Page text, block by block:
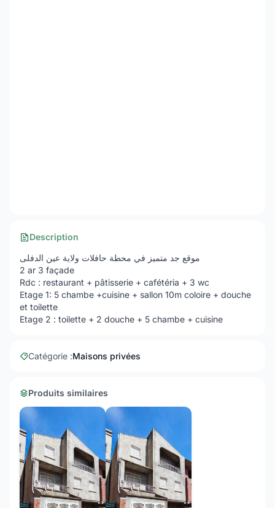
Description
موقع جد متميز في محطة حافلات ولاية عين الدفلى
‏2 ar 3 façade
et toilette
‏Etage 2 : toilette + 2 douche + 5 chambe + cuisine
Catégorie :Maisons privées
Produits similaires